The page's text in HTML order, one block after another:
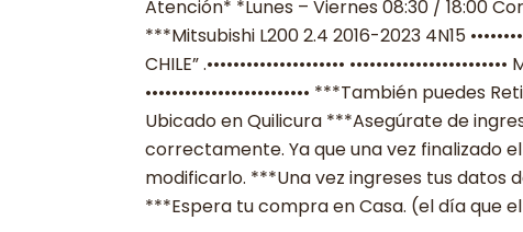
Atención* *Lunes – Viernes 08:30 / 18:00
***Mitsubishi L200 2.4 2016-2023 4N15
CHILE” .•••••••••••••••••••••
••••••••••••••••••••••••• ***También
Ubicado en Quilicura ***Asegúrate de
correctamente. Ya que una vez finalizado
modificarlo. ***Una vez ingreses tus datos
***Espera tu compra en Casa. (el día que